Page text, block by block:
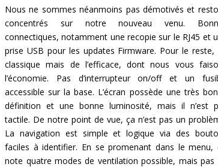
Nous ne sommes néanmoins pas démotivés et
concentrés sur notre nouveau venu.
connectiques, notamment une recopie sur le RJ45 et
prise USB pour les updates Firmware. Pour le reste,
classique mais de l’efficace, dont nous vous
l’économie. Pas d’interrupteur on/off et un
accessible sur la base. L’écran possède une très
définition et une bonne luminosité, mais il n’est
tactile. De notre point de vue, ça n’est pas un
La navigation est simple et logique via des
faciles à identifier. En se promenant dans le menu,
note quatre modes de ventilation possible, mais pas